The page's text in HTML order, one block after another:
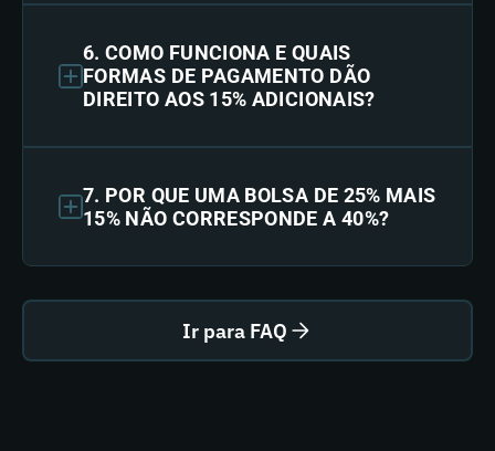
6. COMO FUNCIONA E QUAIS
FORMAS DE PAGAMENTO DÃO
DIREITO AOS 15% ADICIONAIS?
7. POR QUE UMA BOLSA DE 25% MAIS
15% NÃO CORRESPONDE A 40%?
Ir para FAQ